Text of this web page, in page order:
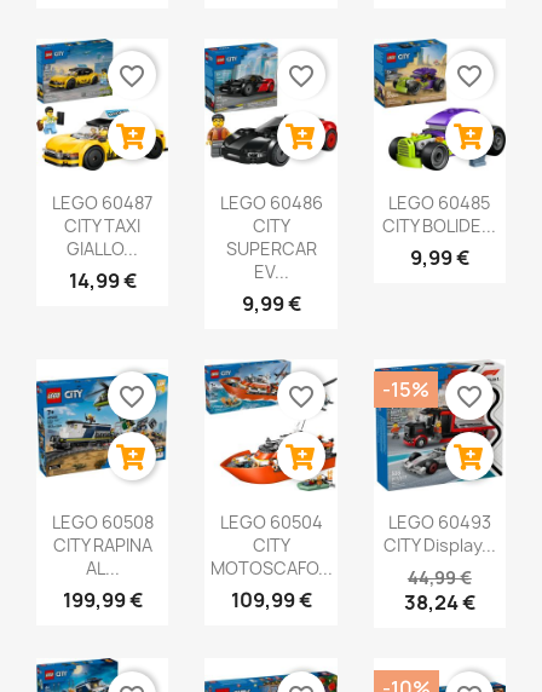
LEGO 60487
CITY TAXI
GIALLO...
14,99 €
favorite_border
LEGO 60486
CITY
SUPERCAR
EV...
9,99 €
favorite_border
LEGO 60485
CITY BOLIDE...
9,99 €
favorite_border
LEGO 60508
CITY RAPINA
AL...
199,99 €
favorite_border
LEGO 60504
CITY
MOTOSCAFO...
109,99 €
favorite_border
LEGO 60493
CITY Display...
44,99 €
38,24 €
-15% favorite_border